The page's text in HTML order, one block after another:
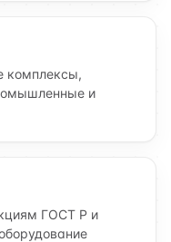
комплексы,
и
ГОСТ Р и